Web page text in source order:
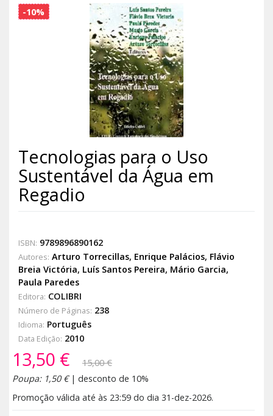
-10%
Tecnologias para o Uso
Sustentável da Água em
Regadio
ISBN: 9789896890162
Autores: Arturo Torrecillas, Enrique Palácios, Flávio
Breia Victória, Luís Santos Pereira, Mário Garcia,
Paula Paredes
Editora: COLIBRI
Número de Páginas: 238
Idioma: Português
Data Edição: 2010
13,50 €
15,00 €
Poupa: 1,50 €| desconto de 10%
Promoção válida até às 23:59 do dia 31-dez-2026.